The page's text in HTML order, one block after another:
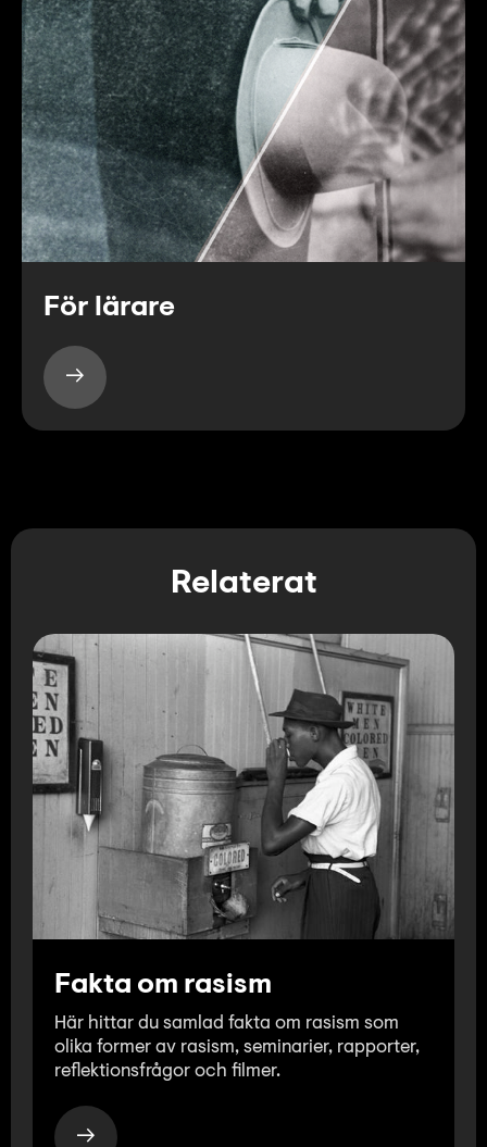
För lärare
Relaterat
Fakta om rasism
Här hittar du samlad fakta om rasism som
olika former av rasism, seminarier, rapporter,
reflektionsfrågor och filmer.